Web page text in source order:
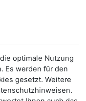
optimale Nutzung
Es werden für den
gesetzt. Weitere